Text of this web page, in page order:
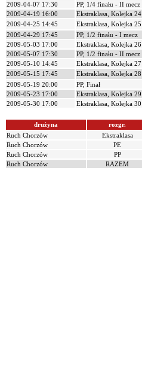
2009-04-07 17:30
PP, 1/4 finału - II mecz
2009-04-19 16:00
Ekstraklasa, Kolejka 24
2009-04-25 14:45
Ekstraklasa, Kolejka 25
2009-04-29 17:45
PP, 1/2 finału - I mecz
2009-05-03 17:00
Ekstraklasa, Kolejka 26
2009-05-07 17:30
PP, 1/2 finału - II mecz
2009-05-10 14:45
Ekstraklasa, Kolejka 27
2009-05-15 17:45
Ekstraklasa, Kolejka 28
2009-05-19 20:00
PP, Finał
2009-05-23 17:00
Ekstraklasa, Kolejka 29
2009-05-30 17:00
Ekstraklasa, Kolejka 30
drużyna rozgr.
Ruch Chorzów
Ekstraklasa
Ruch Chorzów
PE
Ruch Chorzów
PP
Ruch Chorzów
RAZEM